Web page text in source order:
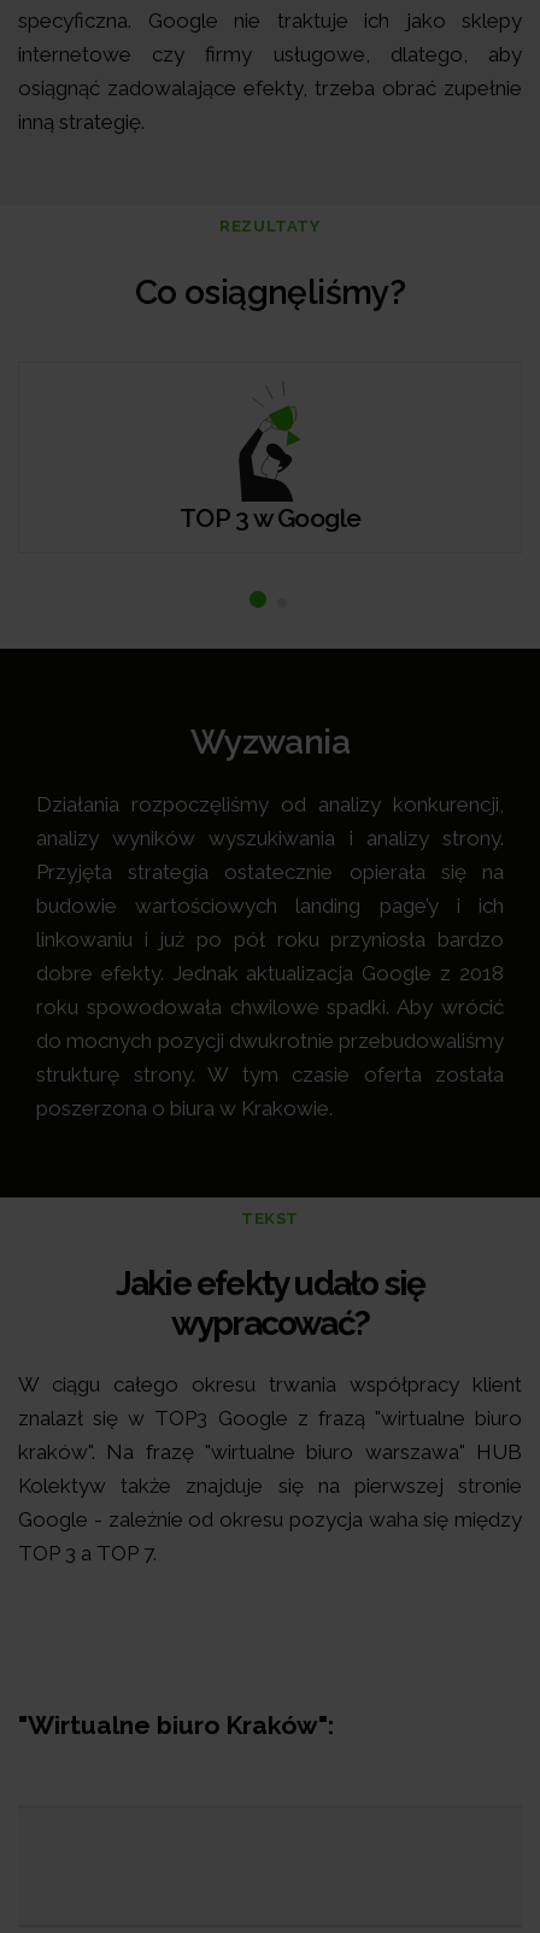
specyficzna. Google nie traktuje ich jako sklepy
internetowe czy firmy usługowe, dlatego, aby
osiągnąć zadowalające efekty, trzeba obrać zupełnie
inną strategię.
REZULTATY
Co osiągnęliśmy?
TOP 3 w Google
Wyzwania
Działania rozpoczęliśmy od analizy konkurencji,
analizy wyników wyszukiwania i analizy strony.
Przyjęta strategia ostatecznie opierała się na
budowie wartościowych landing page’y i ich
linkowaniu i już po pół roku przyniosła bardzo
dobre efekty. Jednak aktualizacja Google z 2018
roku spowodowała chwilowe spadki. Aby wrócić
do mocnych pozycji dwukrotnie przebudowaliśmy
strukturę strony. W tym czasie oferta została
poszerzona o biura w Krakowie.
TEKST
Jakie efekty udało się
wypracować?
W ciągu całego okresu trwania współpracy klient
znalazł się w TOP3 Google z frazą "wirtualne biuro
kraków". Na frazę "wirtualne biuro warszawa" HUB
Kolektyw także znajduje się na pierwszej stronie
Google - zależnie od okresu pozycja waha się między
TOP 3 a TOP 7.
"Wirtualne biuro Kraków":